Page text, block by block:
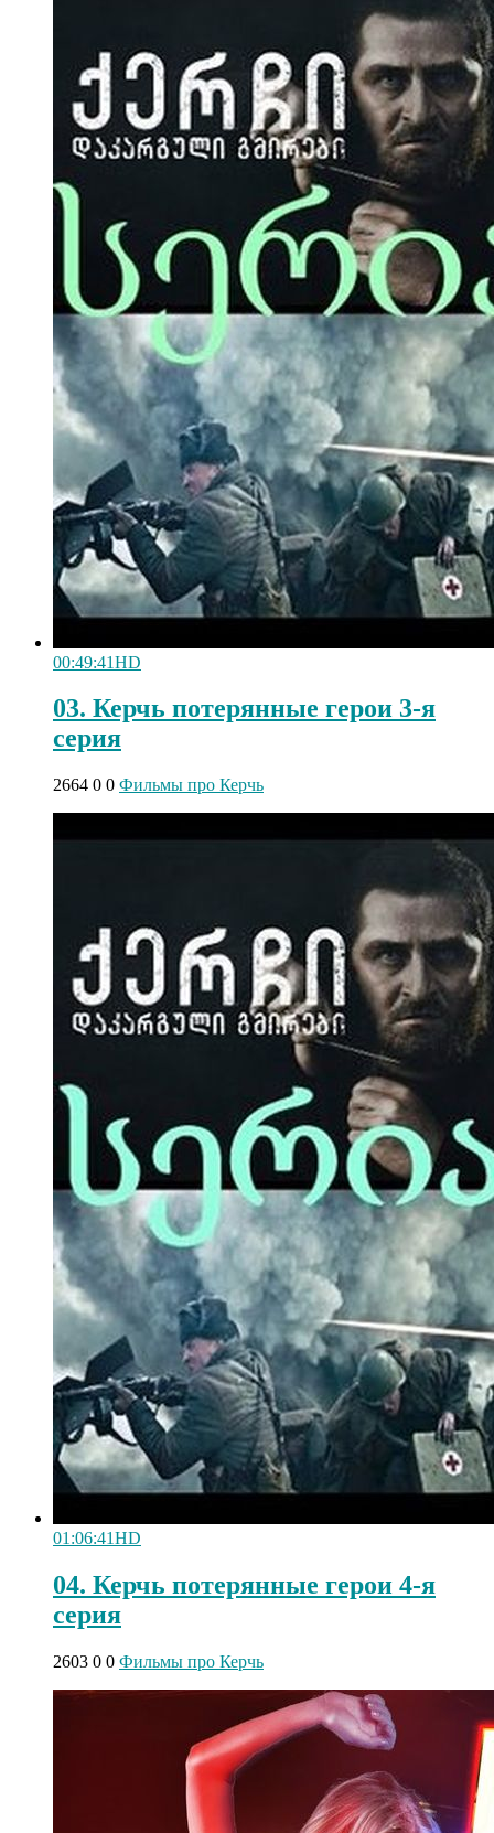
00:49:41HD
03. Керчь потерянные герои 3-я
серия
2664 0 0 Фильмы про Керчь
01:06:41HD
04. Керчь потерянные герои 4-я
серия
2603 0 0 Фильмы про Керчь